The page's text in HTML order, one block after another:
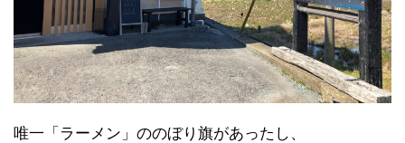
唯一「ラーメン」ののぼり旗があったし、